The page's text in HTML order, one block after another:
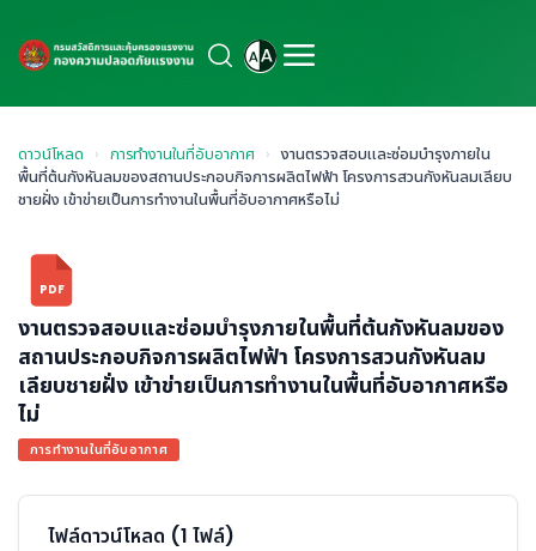
ดาวน์โหลด › การทำงานในที่อับอากาศ › งานตรวจสอบและซ่อมบำรุงภายใน
พื้นที่ต้นกังหันลมของสถานประกอบกิจการผลิตไฟฟ้า โครงการสวนกังหันลมเลียบ
ชายฝั่ง เข้าข่ายเป็นการทำงานในพื้นที่อับอากาศหรือไม่
PDF
งานตรวจสอบและซ่อมบำรุงภายในพื้นที่ต้นกังหันลมของ
สถานประกอบกิจการผลิตไฟฟ้า โครงการสวนกังหันลม
เลียบชายฝั่ง เข้าข่ายเป็นการทำงานในพื้นที่อับอากาศหรือ
ไม่
การทำงานในที่อับอากาศ
ไฟล์ดาวน์โหลด (1 ไฟล์)